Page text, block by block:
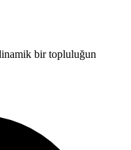
bir topluluğun